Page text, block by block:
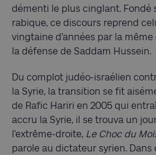
démenti le plus cinglant. Fondé
rabique, ce discours reprend
vingtaine d’années par la
la défense de Saddam Hussein.
Du complot judéo-israélien
la Syrie, la transition se fit
de Rafic Hariri en 2005 qui
accru la Syrie, il se trouva un
l’extrême-droite, Le Choc du
parole au dictateur syrien.